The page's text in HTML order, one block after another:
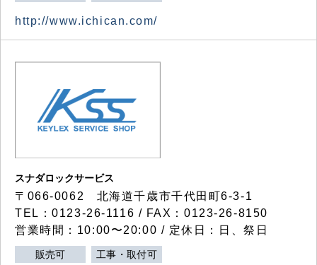
http://www.ichican.com/
スナダロックサービス
〒066-0062 北海道千歳市千代田町6-3-1
TEL：0123-26-1116 / FAX：0123-26-8150
営業時間：10:00〜20:00 / 定休日：日、祭日
販売可 工事・取付可